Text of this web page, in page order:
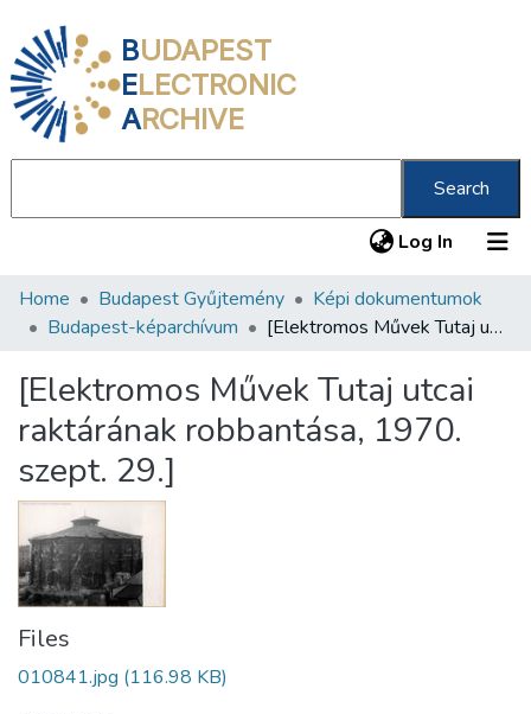
BUDAPEST
ELECTRONIC
ARCHIVE
Search
Log In (current)
Communities & Collections
Statistics
About us
Home Budapest Gyűjtemény
Képi dokumentumok
Budapest-képarchívum
[Elektromos Művek Tutaj utcai raktárának robbantása, 1970. szept. 29.]
[Elektromos Művek Tutaj utcai
raktárának robbantása, 1970.
szept. 29.]
Files
010841.jpg (116.98 KB)